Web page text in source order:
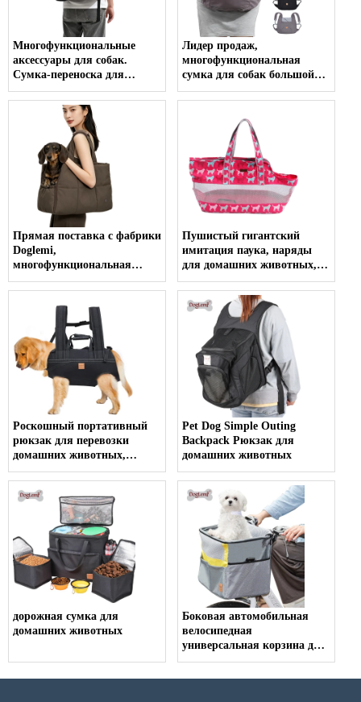
Многофункциональные
аксессуары для собак.
Сумка-переноска для
домашних животных.
Удобный и
поддерживающий
позвоночник рюкзак
большой вместимости для
перевозки больших собак.
Лидер продаж,
многофункциональная
сумка для собак большой
вместимости, роскошная
стильная сумка для выгула
собак, роскошная сумка-
переноска для собак
Прямая поставка с фабрики
Doglemi,
многофункциональная
роскошная стильная сумка-
слинг для домашних
животных, аксессуары для
домашних животных,
роскошная сумка-переноска
для домашних животных
для наружного
использования
Пушистый гигантский
имитация паука, наряды
для домашних животных,
костюм для косплея,
костюм на Хэллоуин,
костюм большой собаки-
Роскошный портативный
рюкзак для перевозки
домашних животных,
вентилируемая дышащая
уличная сумка для
перевозки домашних
животных на велосипеде,
мотоцикле
Pet Dog Simple Outing
Backpack Рюкзак для
домашних животных
дорожная сумка для
домашних животных
Боковая автомобильная
велосипедная
универсальная корзина для
домашних животных